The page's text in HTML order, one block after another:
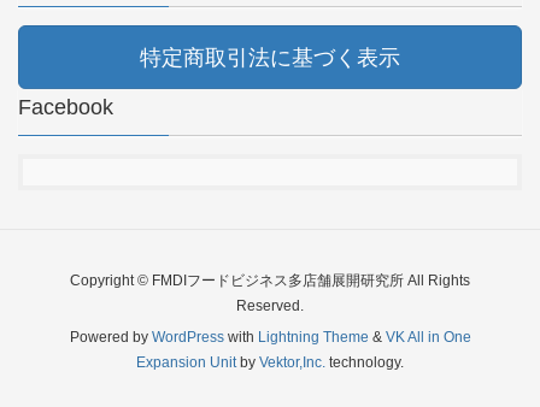
特定商取引法に基づく表示
Facebook
Copyright © FMDIフードビジネス多店舗展開研究所 All Rights
Reserved.
Powered by WordPresswith Lightning Theme & VK All in One
Expansion Unit by Vektor,Inc. technology.